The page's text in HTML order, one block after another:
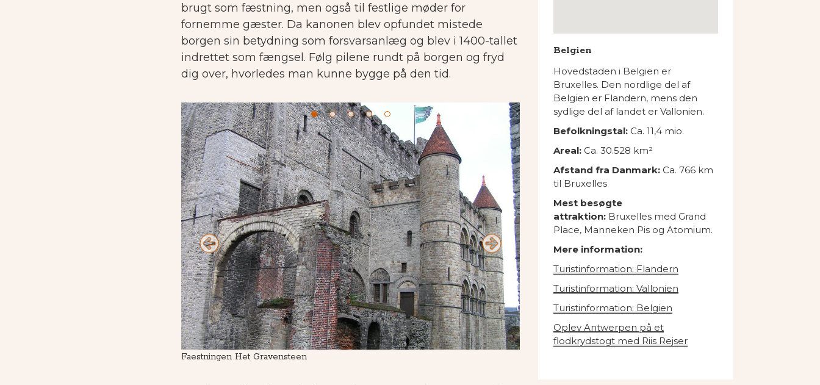
Belgien
Hovedstaden i Belgien er
Bruxelles. Den nordlige del af
Belgien er Flandern, mens den
sydlige del af landet er Vallonien.
Befolkningstal: Ca. 11,4 mio.
Areal: Ca. 30.528 km²
Afstand fra Danmark: Ca. 766 km
til Bruxelles
Mest besøgte
attraktion: Bruxelles med Grand
Place, Manneken Pis og Atomium.
Mere information:
Turistinformation: Flandern
Turistinformation: Vallonien
Turistinformation: Belgien
Oplev Antwerpen på et
flodkrydstogt med Riis Rejser
brugt som fæstning, men også til festlige møder for
fornemme gæster. Da kanonen blev opfundet mistede
borgen sin betydning som forsvarsanlæg og blev i 1400-tallet
indrettet som fængsel. Følg pilene rundt på borgen og fryd
dig over, hvorledes man kunne bygge på den tid.
Faestningen Het Gravensteen